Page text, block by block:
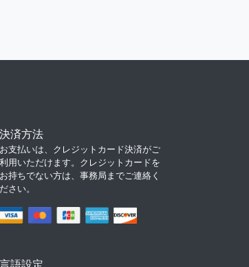
決済方法
お支払いは、クレジットカード決済がご
利用いただけます。クレジットカードを
お持ちでない方は、事務局までご連絡く
ださい。
言語設定